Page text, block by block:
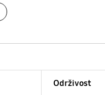
Održivost